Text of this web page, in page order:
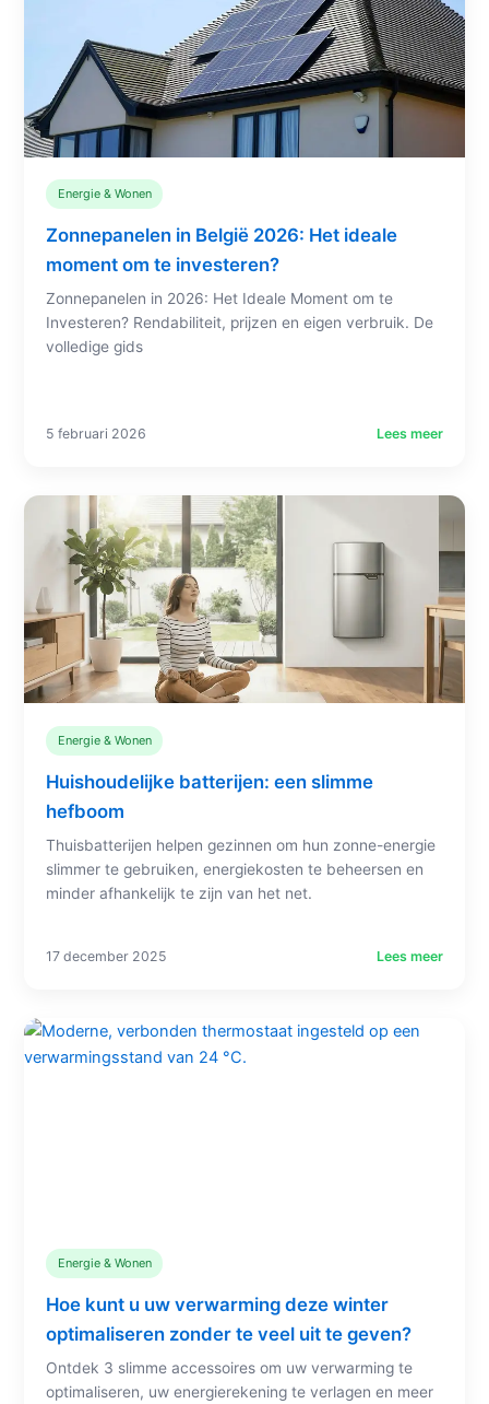
Energie & Wonen
Zonnepanelen in België 2026: Het ideale
moment om te investeren?
Zonnepanelen in 2026: Het Ideale Moment om te
Investeren? Rendabiliteit, prijzen en eigen verbruik. De
volledige gids
5 februari 2026 Lees meer
Energie & Wonen
Huishoudelijke batterijen: een slimme
hefboom
Thuisbatterijen helpen gezinnen om hun zonne-energie
slimmer te gebruiken, energiekosten te beheersen en
minder afhankelijk te zijn van het net.
17 december 2025 Lees meer
Energie & Wonen
Hoe kunt u uw verwarming deze winter
optimaliseren zonder te veel uit te geven?
Ontdek 3 slimme accessoires om uw verwarming te
optimaliseren, uw energierekening te verlagen en meer